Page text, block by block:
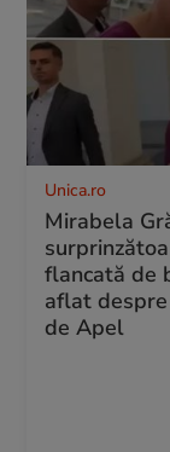
Unica.ro
Mirabela
flancată de
aflat
de Apel